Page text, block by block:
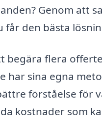
Genom att
får den bästa
begära flera
har sina egna
förståelse för
kostnader som